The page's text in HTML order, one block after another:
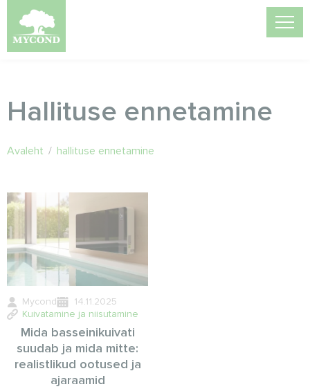
Hallituse ennetamine
Avaleht / hallituse ennetamine
Mycond
14.11.2025
Kuivatamine ja niisutamine
Mida basseinikuivati
suudab ja mida mitte:
realistlikud ootused ja
ajaraamid